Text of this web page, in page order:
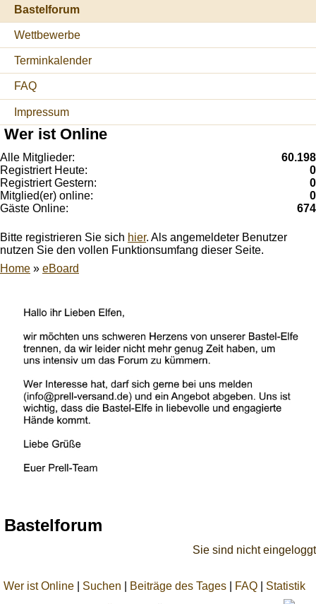
Bastelforum
Wettbewerbe
Terminkalender
FAQ
Impressum
Wer ist Online
Alle Mitglieder:
60.198
Registriert Heute:
0
Registriert Gestern:
0
Mitglied(er) online:
0
Gäste Online:
674
Bitte registrieren Sie sich hier. Als angemeldeter Benutzer
nutzen Sie den vollen Funktionsumfang dieser Seite.
Home » eBoard
Bastelforum
Sie sind nicht eingeloggt
Wer ist Online Suchen Beiträge des Tages FAQ Statistik